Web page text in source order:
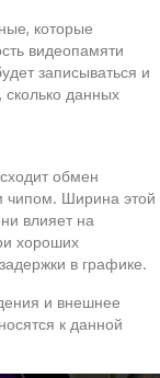
которые
видеопамяти
записываться и
данных
обмен
чипом. Ширина этой
влияет на
хороших
в графике.
и внешнее
к данной